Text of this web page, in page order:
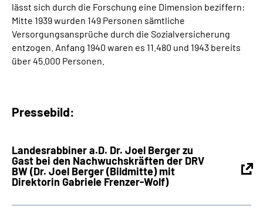
lässt sich durch die Forschung eine Dimension beziffern:
Mitte 1939 wurden 149 Personen sämtliche
Versorgungsansprüche durch die Sozialversicherung
entzogen. Anfang 1940 waren es 11.480 und 1943 bereits
über 45.000 Personen.
Pressebild:
Landesrabbiner a.D. Dr. Joel Berger zu
Gast bei den Nachwuchskräften der DRV
BW (Dr. Joel Berger (Bildmitte) mit
Direktorin Gabriele Frenzer-Wolf)